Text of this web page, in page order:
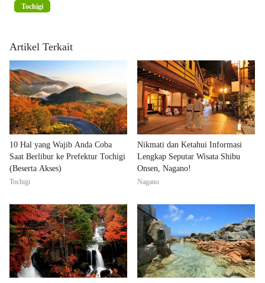
Tochigi
Artikel Terkait
10 Hal yang Wajib Anda Coba
Saat Berlibur ke Prefektur Tochigi
(Beserta Akses)
Tochigi
Nikmati dan Ketahui Informasi
Lengkap Seputar Wisata Shibu
Onsen, Nagano!
Nagano